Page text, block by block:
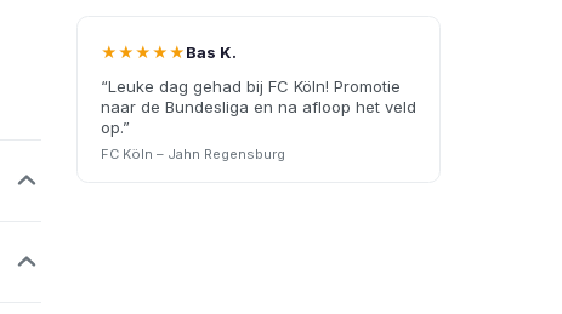
★★★★★Bas K.
“Leuke dag gehad bij FC Köln! Promotie
naar de Bundesliga en na afloop het veld
op.”
FC Köln – Jahn Regensburg